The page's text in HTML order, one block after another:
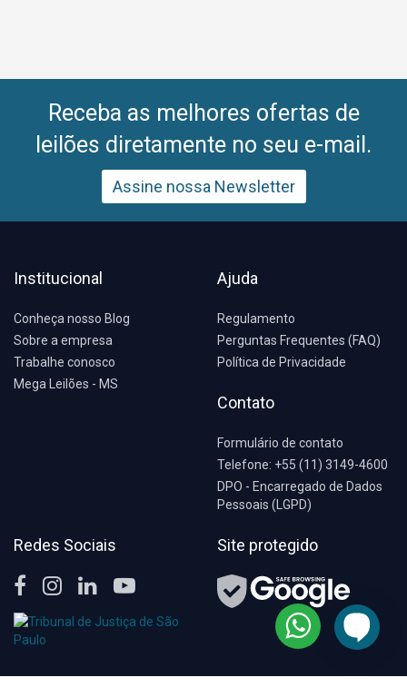
Receba as melhores ofertas de
leilões diretamente no seu e-mail.
Assine nossa Newsletter
Institucional
Conheça nosso Blog
Sobre a empresa
Trabalhe conosco
Mega Leilões - MS
Ajuda
Regulamento
Perguntas Frequentes (FAQ)
Política de Privacidade
Contato
Formulário de contato
Telefone: +55 (11) 3149-4600
DPO - Encarregado de Dados
Pessoais (LGPD)
Redes Sociais Site protegido